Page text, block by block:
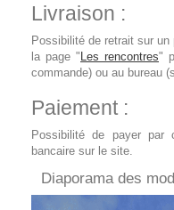
Livraison :
Possibilité de retrait sur
la page " Les rencontres"
commande) ou au bureau
Paiement :
Possibilité de payer par
bancaire sur le site.
Diaporama des